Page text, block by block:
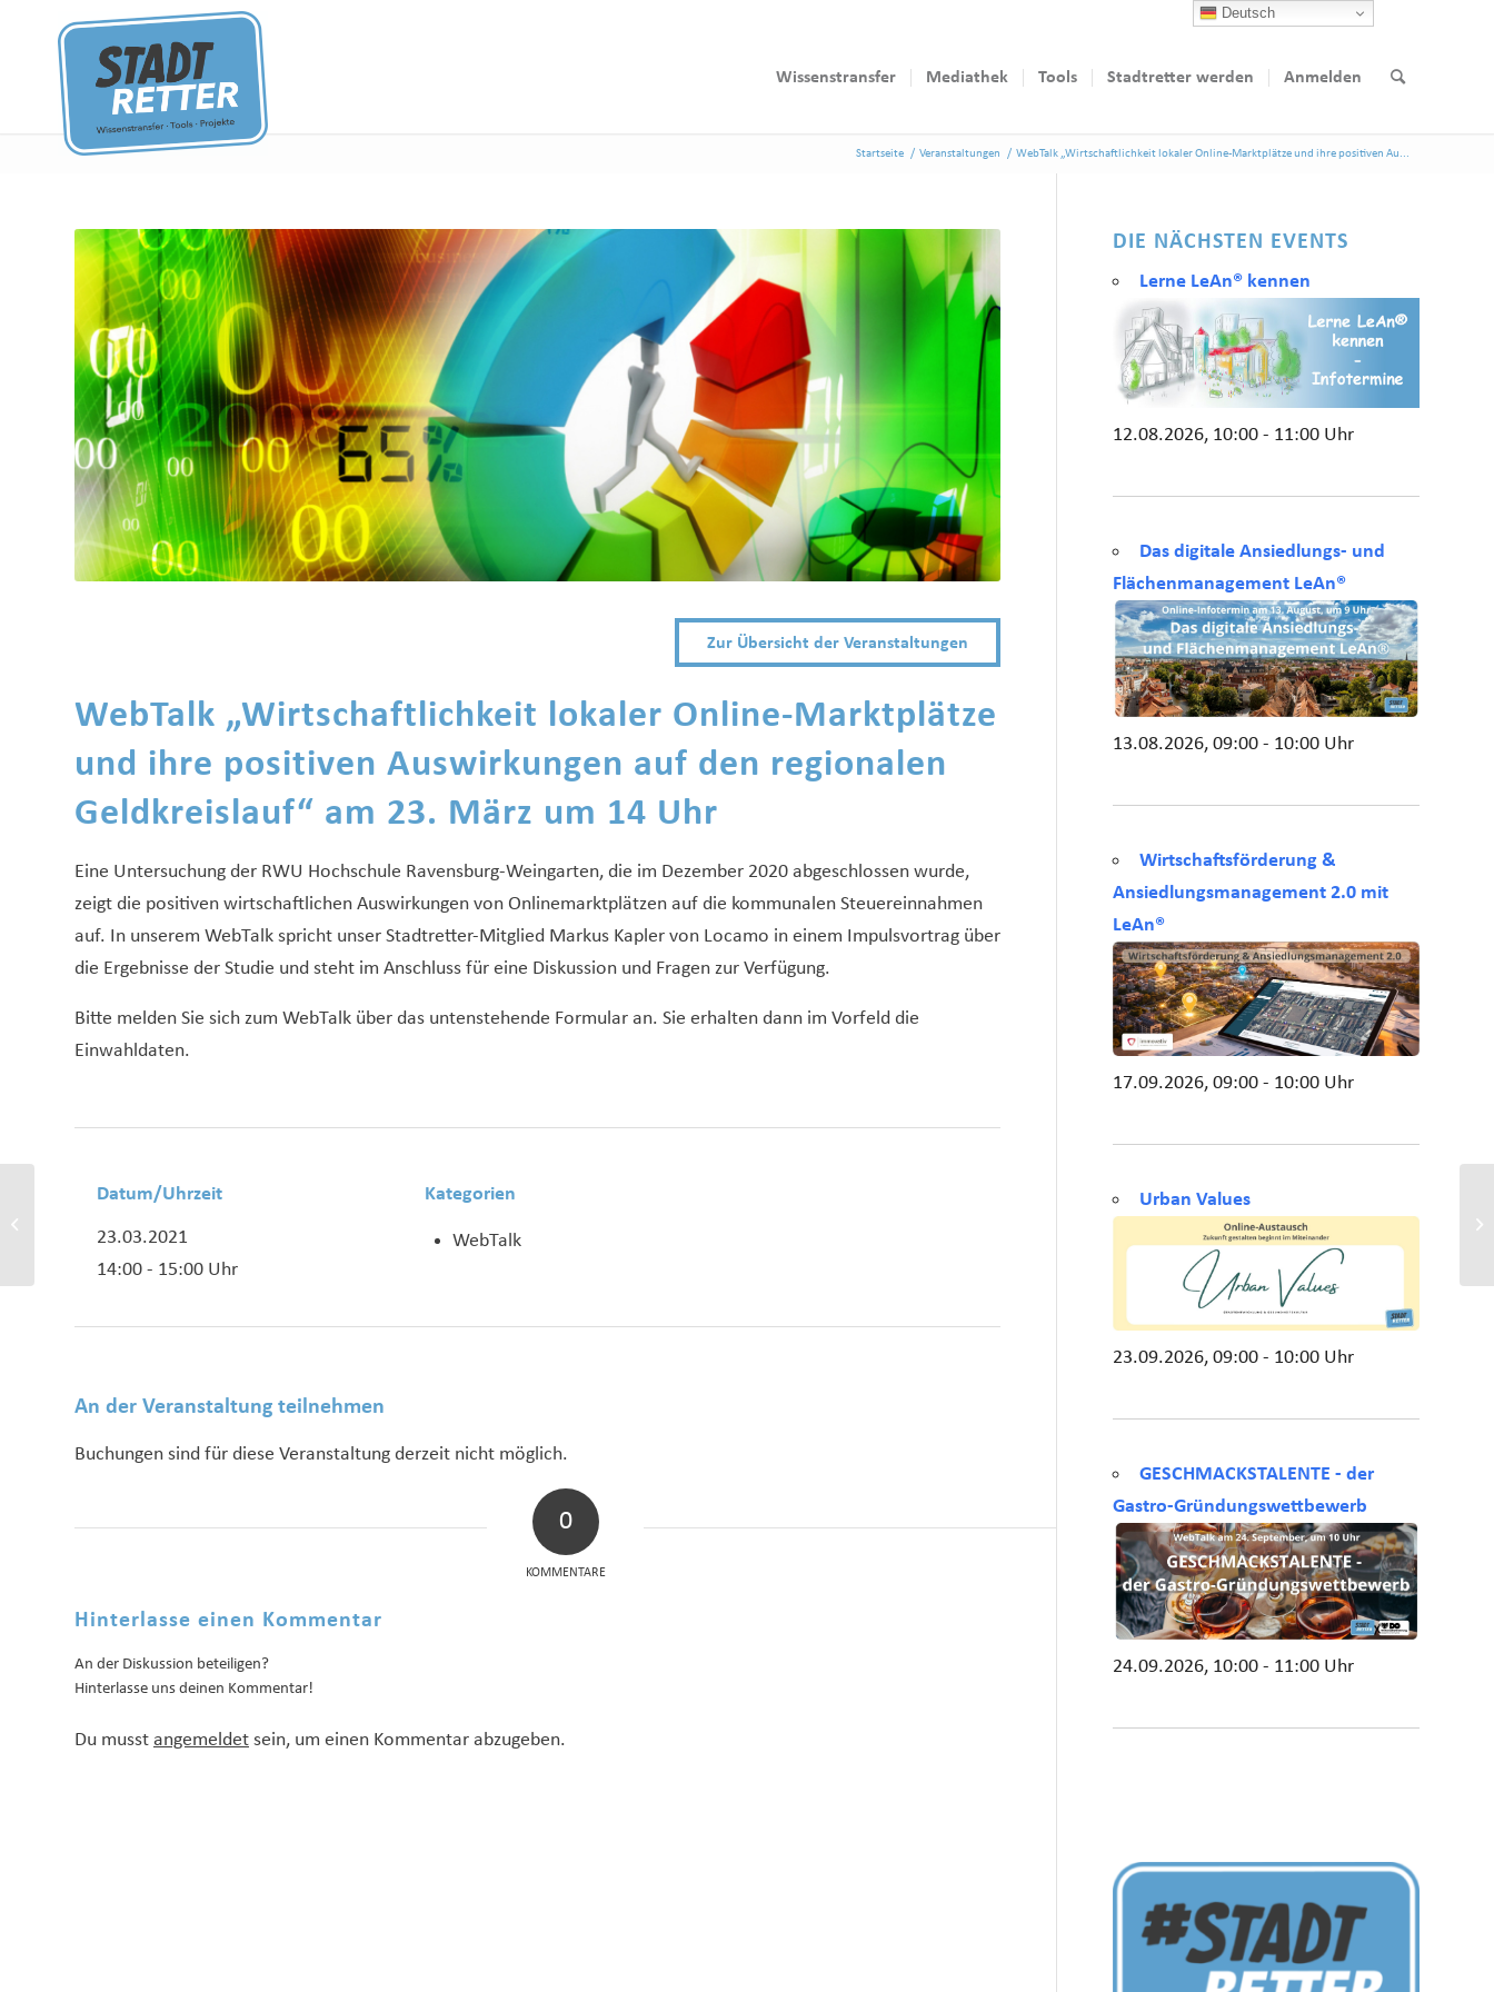
Wissenstransfer Mediathek Tools Stadtretter werden Anmelden
Startseite / Veranstaltungen / WebTalk „Wirtschaftlichkeit lokaler Online-Marktplätze und ihre positiven Au...
Zur Übersicht der Veranstaltungen
WebTalk „Wirtschaftlichkeit lokaler Online-Marktplätze
und ihre positiven Auswirkungen auf den regionalen
Geldkreislauf“ am 23. März um 14 Uhr
Eine Untersuchung der RWU Hochschule Ravensburg-Weingarten, die im Dezember 2020 abgeschlossen wurde,
zeigt die positiven wirtschaftlichen Auswirkungen von Onlinemarktplätzen auf die kommunalen Steuereinnahmen
auf. In unserem WebTalk spricht unser Stadtretter-Mitglied Markus Kapler von Locamo in einem Impulsvortrag über
die Ergebnisse der Studie und steht im Anschluss für eine Diskussion und Fragen zur Verfügung.
Bitte melden Sie sich zum WebTalk über das untenstehende Formular an. Sie erhalten dann im Vorfeld die
Einwahldaten.
Datum/Uhrzeit
23.03.2021
14:00 - 15:00 Uhr
Kategorien
WebTalk
An der Veranstaltung teilnehmen
Buchungen sind für diese Veranstaltung derzeit nicht möglich.
0
KOMMENTARE
Hinterlasse einen Kommentar
An der Diskussion beteiligen?
Hinterlasse uns deinen Kommentar!
Du musst angemeldet sein, um einen Kommentar abzugeben.
DIE NÄCHSTEN EVENTS
Lerne LeAn® kennen
12.08.2026, 10:00 - 11:00 Uhr
Das digitale Ansiedlungs- und
Flächenmanagement LeAn®
13.08.2026, 09:00 - 10:00 Uhr
Wirtschaftsförderung &
Ansiedlungsmanagement 2.0 mit
LeAn®
17.09.2026, 09:00 - 10:00 Uhr
Urban Values
23.09.2026, 09:00 - 10:00 Uhr
GESCHMACKSTALENTE - der
Gastro-Gründungswettbewerb
24.09.2026, 10:00 - 11:00 Uhr
WebTalk “Tourismus und
Hand in Hand oder
parallele...
Deutsch